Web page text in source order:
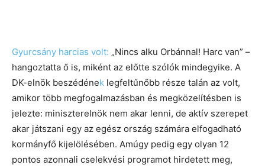
Gyurcsány harcias volt: „Nincs alku Orbánnal! Harc van” –
hangoztatta ő is, miként az előtte szólók mindegyike. A
DK-elnök beszédének legfeltűnőbb része talán az volt,
amikor több megfogalmazásban és megközelítésben is
jelezte: miniszterelnök nem akar lenni, de aktív szerepet
akar játszani egy az egész ország számára elfogadható
kormányfő kijelölésében. Amúgy pedig egy olyan 12
pontos azonnali cselekvési programot hirdetett meg,